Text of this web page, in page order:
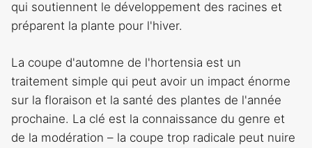
qui soutiennent le développement des racines et
préparent la plante pour l'hiver.
La coupe d'automne de l'hortensia est un
traitement simple qui peut avoir un impact énorme
sur la floraison et la santé des plantes de l'année
prochaine. La clé est la connaissance du genre et
de la modération – la coupe trop radicale peut nuire